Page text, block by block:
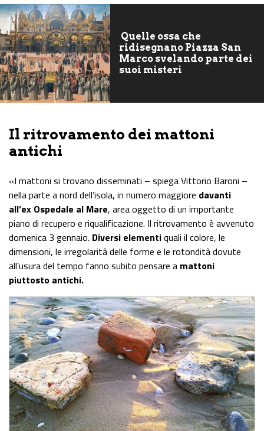
Quelle ossa che
ridisegnano Piazza San
Marco svelando parte dei
suoi misteri
Il ritrovamento dei mattoni
antichi
«I mattoni si trovano disseminati – spiega Vittorio Baroni –
nella parte a nord dell’isola, in numero maggiore davanti
all’ex Ospedale al Mare, area oggetto di un importante
piano di recupero e riqualificazione. Il ritrovamento è avvenuto
domenica 3 gennaio. Diversi elementiquali il colore, le
dimensioni, le irregolarità delle forme e le rotondità dovute
all’usura del tempo fanno subito pensare a mattoni
piuttosto antichi.